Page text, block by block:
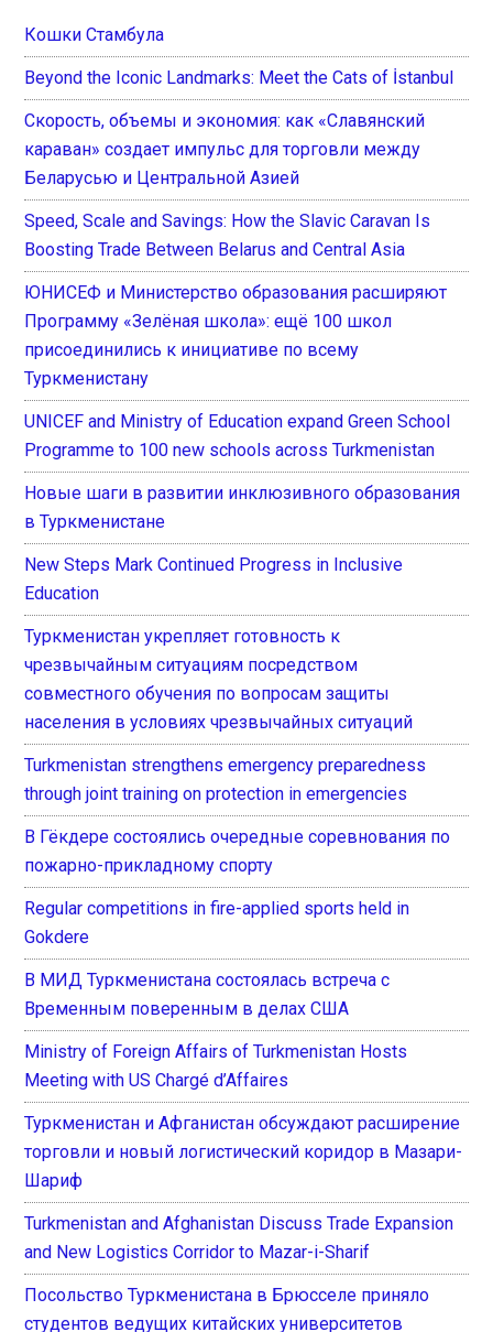
Кошки Стамбула
Beyond the Iconic Landmarks: Meet the Cats of İstanbul
Скорость, объемы и экономия: как «Славянский
караван» создает импульс для торговли между
Беларусью и Центральной Азией
Speed, Scale and Savings: How the Slavic Caravan Is
Boosting Trade Between Belarus and Central Asia
ЮНИСЕФ и Министерство образования расширяют
Программу «Зелёная школа»: ещё 100 школ
присоединились к инициативе по всему
Туркменистану
UNICEF and Ministry of Education expand Green School
Programme to 100 new schools across Turkmenistan
Новые шаги в развитии инклюзивного образования
в Туркменистане
New Steps Mark Continued Progress in Inclusive
Education
Туркменистан укрепляет готовность к
чрезвычайным ситуациям посредством
совместного обучения по вопросам защиты
населения в условиях чрезвычайных ситуаций
Turkmenistan strengthens emergency preparedness
through joint training on protection in emergencies
В Гёкдере состоялись очередные соревнования по
пожарно-прикладному спорту
Regular competitions in fire-applied sports held in
Gokdere
В МИД Туркменистана состоялась встреча с
Временным поверенным в делах США
Ministry of Foreign Affairs of Turkmenistan Hosts
Meeting with US Chargé d’Affaires
Туркменистан и Афганистан обсуждают расширение
торговли и новый логистический коридор в Мазари-
Шариф
Turkmenistan and Afghanistan Discuss Trade Expansion
and New Logistics Corridor to Mazar-i-Sharif
Посольство Туркменистана в Брюсселе приняло
студентов ведущих китайских университетов